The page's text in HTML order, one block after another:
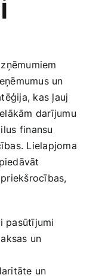
un
kas ļauj
​darījumu
finansu
Lielapjoma
pasūtījumi
un
un